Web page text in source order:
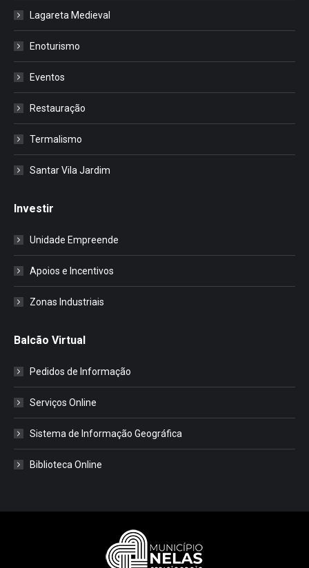
Lagareta Medieval
Enoturismo
Eventos
Restauração
Termalismo
Santar Vila Jardim
Investir
Unidade Empreende
Apoios e Incentivos
Zonas Industriais
Balcão Virtual
Pedidos de Informação
Serviços Online
Sistema de Informação Geográfica
Biblioteca Online